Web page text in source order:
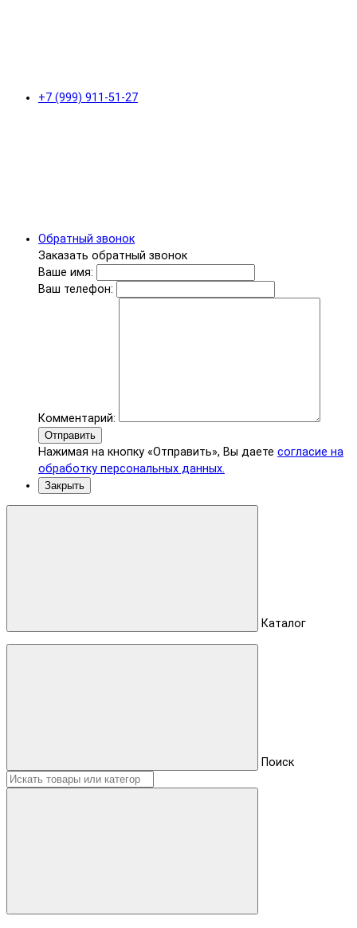
+7 (999) 911-51-27
Обратный звонок
Заказать обратный звонок
Ваше имя:
Ваш телефон:
Комментарий:
Отправить
Нажимая на кнопку «Отправить», Вы даете согласие на
обработку персональных данных.
Закрыть
Каталог
Поиск